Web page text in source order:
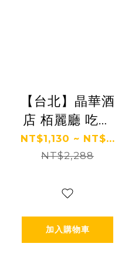
【台北】晶華酒
店 栢麗廳 吃到
飽餐券
NT$1,130 ~ NT$...
NT$2,288
加入購物車